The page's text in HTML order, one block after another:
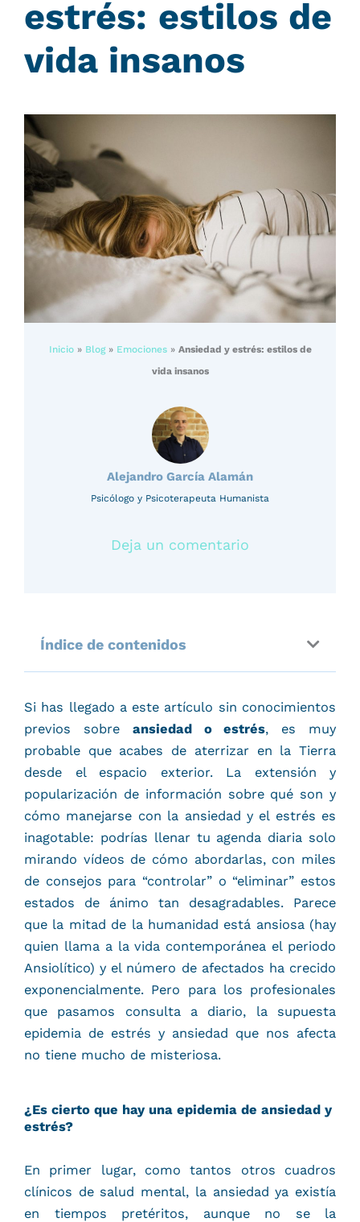
estrés: estilos de
vida insanos
Inicio» Blog» Emociones» Ansiedad y estrés: estilos de
vida insanos
Alejandro García Alamán
Psicólogo y Psicoterapeuta Humanista
Deja un comentario
Índice de contenidos
Si has llegado a este artículo sin conocimientos
previos sobre ansiedad o estrés, es muy
probable que acabes de aterrizar en la Tierra
desde el espacio exterior. La extensión y
popularización de información sobre qué son y
cómo manejarse con la ansiedad y el estrés es
inagotable: podrías llenar tu agenda diaria solo
mirando vídeos de cómo abordarlas, con miles
de consejos para “controlar” o “eliminar” estos
estados de ánimo tan desagradables. Parece
que la mitad de la humanidad está ansiosa (hay
quien llama a la vida contemporánea el periodo
Ansiolítico) y el número de afectados ha crecido
exponencialmente. Pero para los profesionales
que pasamos consulta a diario, la supuesta
epidemia de estrés y ansiedad que nos afecta
no tiene mucho de misteriosa.
¿Es cierto que hay una epidemia de ansiedad y
estrés?
En primer lugar, como tantos otros cuadros
clínicos de salud mental, la ansiedad ya existía
en tiempos pretéritos, aunque no se la